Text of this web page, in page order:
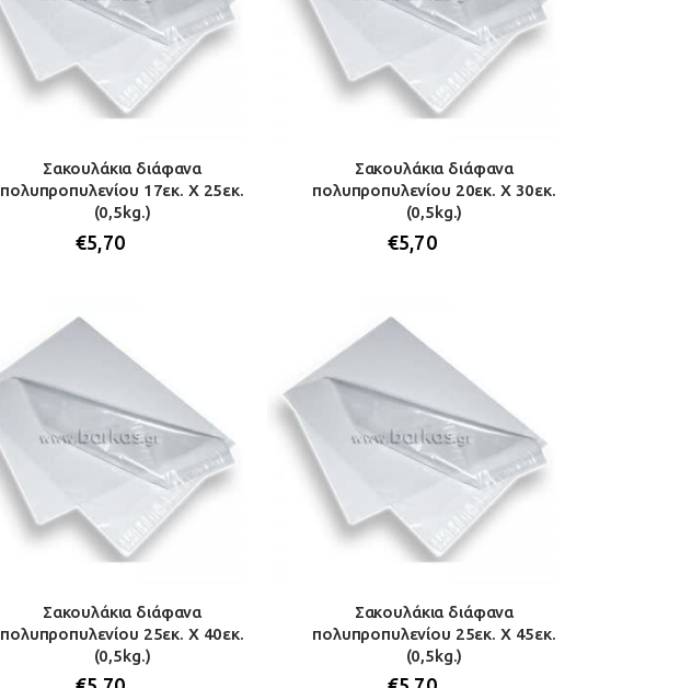
Σακουλάκια διάφανα
πολυπροπυλενίου 17εκ. Χ 25εκ.
(0,5kg.)
€5,70
Σακουλάκια διάφανα
πολυπροπυλενίου 20εκ. Χ 30εκ.
(0,5kg.)
€5,70
Σακουλάκια διάφανα
πολυπροπυλενίου 25εκ. Χ 40εκ.
(0,5kg.)
Σακουλάκια διάφανα
πολυπροπυλενίου 25εκ. Χ 45εκ.
(0,5kg.)